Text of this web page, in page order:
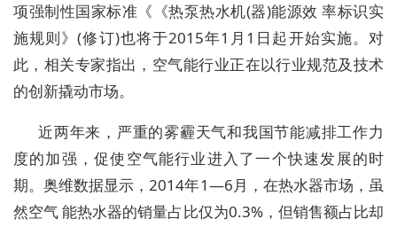
项强制性国家标准《《热泵热水机(器)能源效 率标识实
施规则》(修订)也将于2015年1月1日起开始实施。对
此，相关专家指出，空气能行业正在以行业规范及技术
的创新撬动市场。
近两年来，严重的雾霾天气和我国节能减排工作力
度的加强，促使空气能行业进入了一个快速发展的时
期。奥维数据显示，2014年1—6月，在热水器市场，虽
然空气 能热水器的销量占比仅为0.3%，但销售额占比却